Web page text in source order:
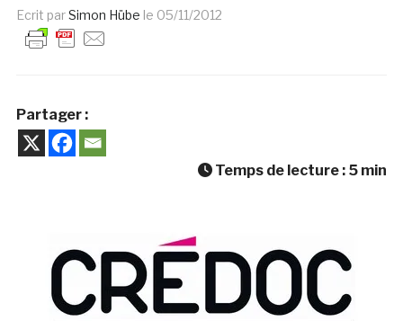
Ecrit parSimon Hübe le 05/11/2012
Partager :
Temps de lecture : 5 min